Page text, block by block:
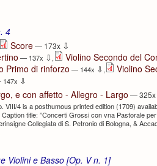
4
Score— 173x ⇩
— 137x ⇩,
Violino Secondo del
Primo di rinforzo — 144x ⇩,
Violino
⇩
e con affetto - Allegro - Largo — 325x
4 is a posthumous printed edition (1709)
title: ”Concerti Grossi con vna Pastorale
Collegiata di S. Petronio di Bologna, &
Violini e Basso [Op. V n. 1]